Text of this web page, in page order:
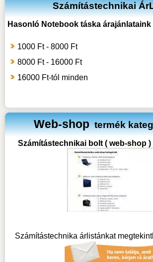
Számítástechnikai
Hasonló Notebook táskaárajánlataink
1000 Ft - 8000 Ft
8000 Ft - 16000 Ft
16000 Ft-tól minden
Web-shop termék
Számítástechnikai bolt ( web-shop
Számítástechnika árlistánkat